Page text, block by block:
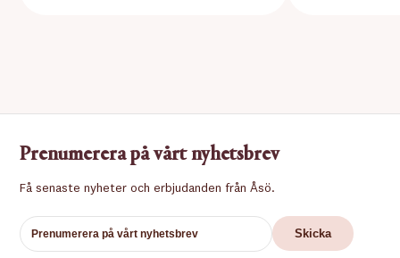
Prenumerera på vårt nyhetsbrev
Få senaste nyheter och erbjudanden från Åsö.